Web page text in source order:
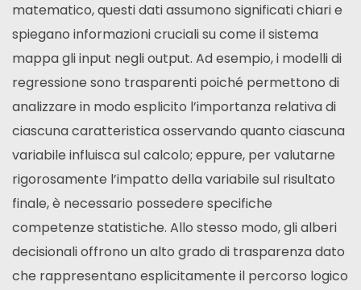
matematico, questi dati assumono significati chiari e
spiegano informazioni cruciali su come il sistema
mappa gli input negli output. Ad esempio, i modelli di
regressione sono trasparenti poiché permettono di
analizzare in modo esplicito l’importanza relativa di
ciascuna caratteristica osservando quanto ciascuna
variabile influisca sul calcolo; eppure, per valutarne
rigorosamente l’impatto della variabile sul risultato
finale, è necessario possedere specifiche
competenze statistiche. Allo stesso modo, gli alberi
decisionali offrono un alto grado di trasparenza dato
che rappresentano esplicitamente il percorso logico